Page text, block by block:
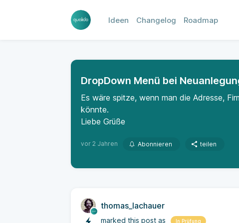
Ideen Changelog Roadmap
DropDown Menü bei
Es wäre spitze, wenn man die Adresse,
könnte.
Liebe Grüße
vor 2 Jahren Abonnieren teilen
thomas_lachauer
marked this post as In Prüfung